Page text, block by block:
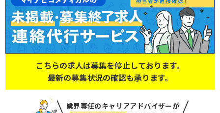
こちらの求人は募集を停止しております。
最新の募集状況の確認も承ります。
業界専任のキャリアアドバイザーが